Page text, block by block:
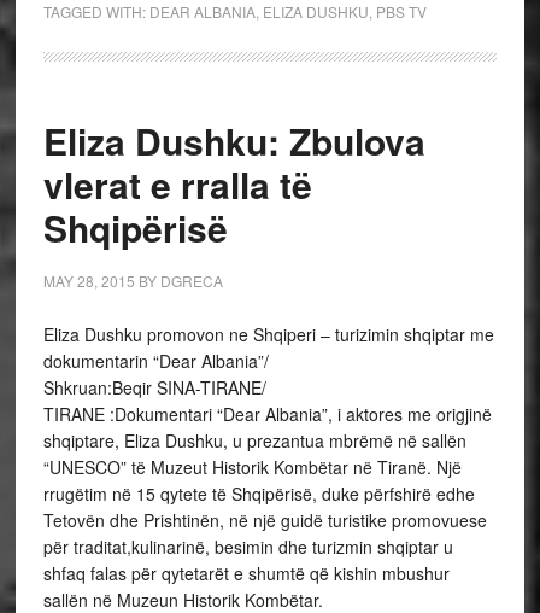
TAGGED WITH: DEAR ALBANIA, ELIZA DUSHKU PBS TV
Eliza Dushku: Zbulova
vlerat e rralla të
Shqipërisë
MAY 28, 2015 BY DGRECA
Eliza Dushku promovon ne Shqiperi – turizimin shqiptar me
dokumentarin “Dear Albania”/
Shkruan:Beqir SINA-TIRANE/
TIRANE :Dokumentari “Dear Albania”, i aktores me origjinë
shqiptare, Eliza Dushku, u prezantua mbrëmë në sallën
“UNESCO” të Muzeut Historik Kombëtar në Tiranë. Një
rrugëtim në 15 qytete të Shqipërisë, duke përfshirë edhe
Tetovën dhe Prishtinën, në një guidë turistike promovuese
për traditat,kulinarinë, besimin dhe turizmin shqiptar u
shfaq falas për qytetarët e shumtë që kishin mbushur
sallën në Muzeun Historik Kombëtar.